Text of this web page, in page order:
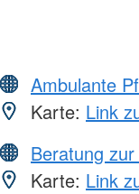
Ambulante
Karte: Link
Beratung
Karte: Link